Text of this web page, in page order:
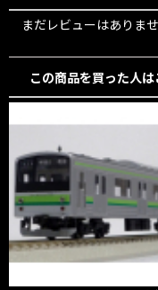
まだレビューはありませ
この商品を買った人